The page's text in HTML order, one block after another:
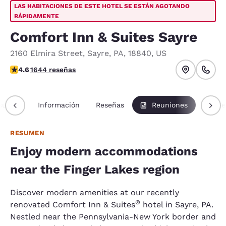
LAS HABITACIONES DE ESTE HOTEL SE ESTÁN AGOTANDO
RÁPIDAMENTE
Comfort Inn & Suites Sayre
2160 Elmira Street, Sayre, PA, 18840, US
Calificación de 4.59 estrellas. Excelente.
4.61644 reseñas
Información Reseñas Reuniones
RESUMEN
Enjoy modern accommodations
near the Finger Lakes region
Discover modern amenities at our recently
renovated Comfort Inn & Suites® hotel in Sayre, PA.
Nestled near the Pennsylvania-New York border and